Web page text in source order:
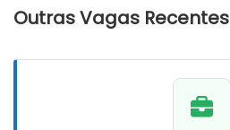
Outras Vagas Recentes